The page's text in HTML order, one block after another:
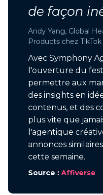
de façon
Andy Yang, Global
Products chez TikTok
Avec Symphony
l'ouverture du
permettre aux
des insights en
contenus, et des
plus vite que
l'agentique
annonces
cette semaine.
Source : Affiverse